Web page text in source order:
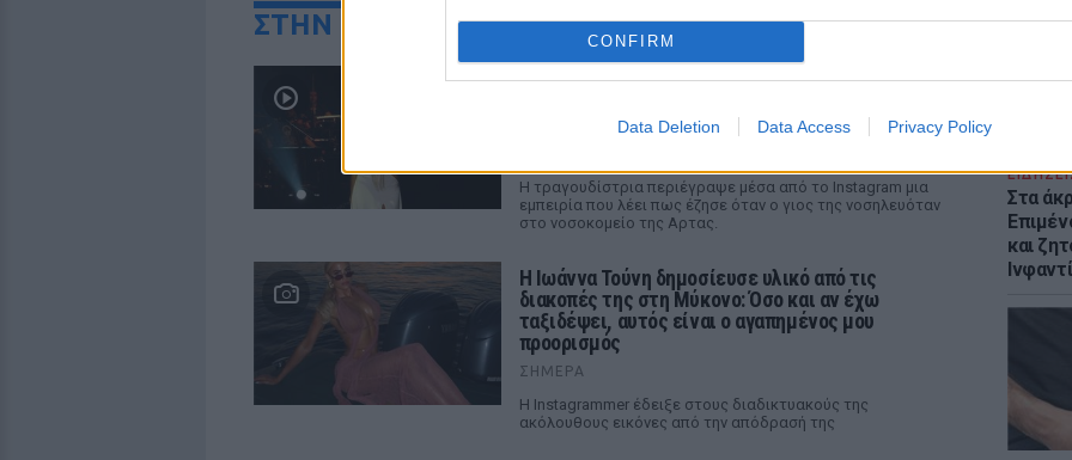
CONFIRM
Data Deletion Data Access Privacy Policy
Στα
και
ΣΤΗΝ ΙΔΙΑ ΚΑΤΗΓΟΡΙΑ
«Δεν θα το ξεχάσω όσο ζω»: Η συγκλονιστική
στιγμή που είδε τον Ιησού
Η τραγουδίστρια περιέγραψε μέσα από το Instagram μια
εμπειρία που λέει πως έζησε όταν ο γιος της νοσηλευόταν
στο νοσοκομείο της Αρτας.
Η Ιωάννα Τούνη δημοσίευσε υλικό από τις
διακοπές της στη Μύκονο: Όσο και αν έχω
ταξιδέψει, αυτός είναι ο αγαπημένος μου
προορισμός
ΣΉΜΕΡΑ
Η Instagrammer έδειξε στους διαδικτυακούς της
ακόλουθους εικόνες από την απόδρασή της